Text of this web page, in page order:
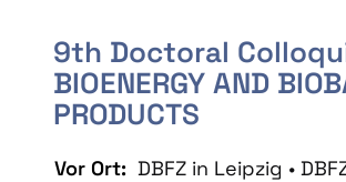
9th Doctoral
BIOENERGY AND
PRODUCTS
Vor Ort: DBFZ in Leipzig •